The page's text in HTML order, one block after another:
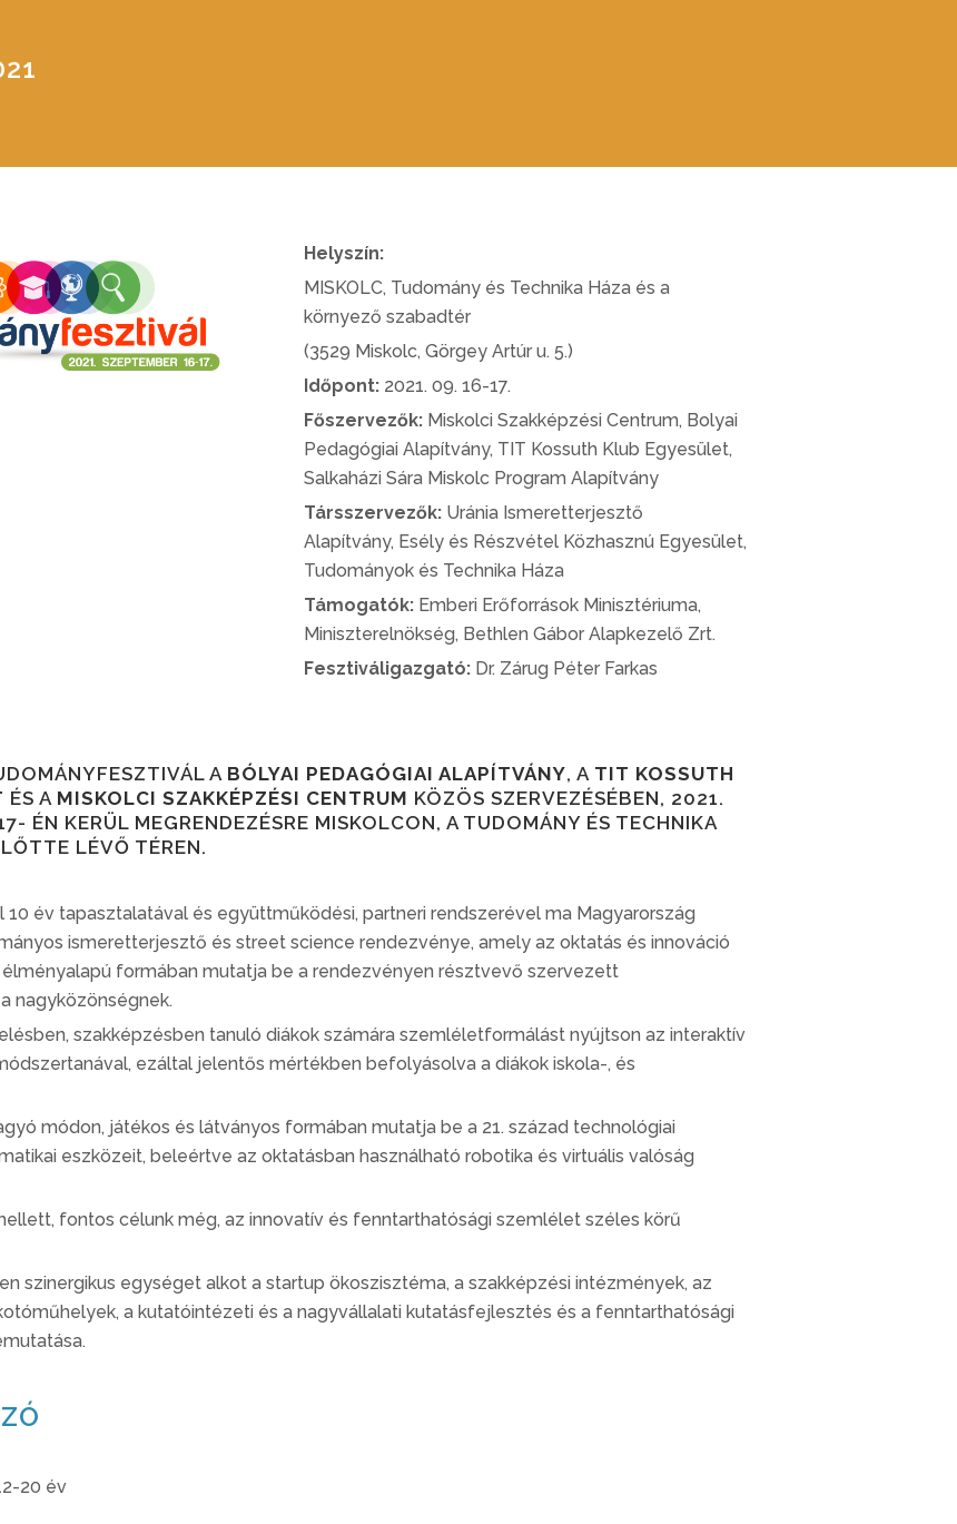
Helyszín:
MISKOLC, Tudomány és Technika Háza és a
környező szabadtér
(3529 Miskolc, Görgey Artúr u. 5.)
Időpont: 2021. 09. 16-17.
Főszervezők: Miskolci Szakképzési Centrum, Bolyai
Pedagógiai Alapítvány, TIT Kossuth Klub Egyesület,
Salkaházi Sára Miskolc Program Alapítvány
Társszervezők: Uránia Ismeretterjesztő
Alapítvány, Esély és Részvétel Közhasznú Egyesület,
Tudományok és Technika Háza
Támogatók: Emberi Erőforrások Minisztériuma,
Miniszterelnökség, Bethlen Gábor Alapkezelő Zrt.
Fesztiváligazgató: Dr. Zárug Péter Farkas
A BÓLYAI PEDAGÓGIAI ALAPÍTVÁNY, A TIT KOSSUTH
ÉS A MISKOLCI SZAKKÉPZÉSI CENTRUM KÖZÖS SZERVEZÉSÉBEN, 2021.
ÉN KERÜL MEGRENDEZÉSRE MISKOLCON, A TUDOMÁNY ÉS TECHNIKA
LÉVŐ TÉREN.
év tapasztalatával és együttműködési, partneri rendszerével ma Magyarország
ismeretterjesztő és street science rendezvénye, amely az oktatás és innováció
formában mutatja be a rendezvényen résztvevő szervezett
nagyközönségnek.
szakképzésben tanuló diákok számára szemléletformálást nyújtson az interaktív
ezáltal jelentős mértékben befolyásolva a diákok iskola-, és
módon, játékos és látványos formában mutatja be a 21. század technológiai
eszközeit, beleértve az oktatásban használható robotika és virtuális valóság
fontos célunk még, az innovatív és fenntarthatósági szemlélet széles körű
szinergikus egységet alkot a startup ökoszisztéma, a szakképzési intézmények, az
a kutatóintézeti és a nagyvállalati kutatásfejlesztés és a fenntarthatósági
20 év